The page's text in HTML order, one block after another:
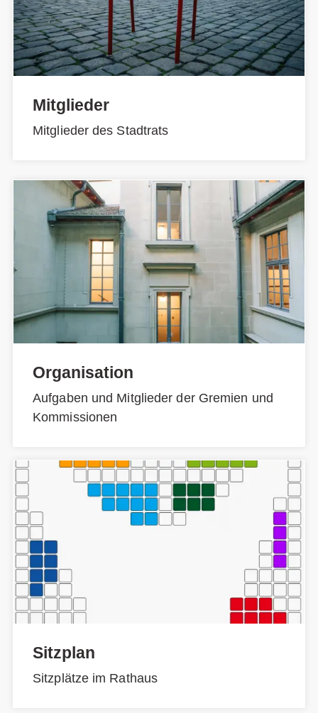
Mitglieder
Mitglieder des Stadtrats
Organisation
Aufgaben und Mitglieder der Gremien und
Kommissionen
Sitzplan
Sitzplätze im Rathaus